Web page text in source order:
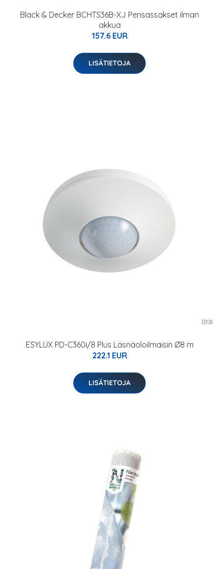
Black & Decker BCHTS36B-XJ Pensassakset ilman
akkua
157.6 EUR
LISÄTIETOJA
ESYLUX PD-C360i/8 Plus Läsnäoloilmaisin Ø8 m
222.1 EUR
LISÄTIETOJA